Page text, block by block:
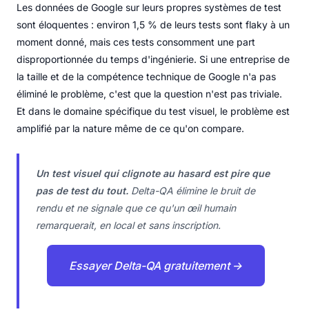
Les données de Google sur leurs propres systèmes de test
sont éloquentes : environ 1,5 % de leurs tests sont flaky à un
moment donné, mais ces tests consomment une part
disproportionnée du temps d'ingénierie. Si une entreprise de
la taille et de la compétence technique de Google n'a pas
éliminé le problème, c'est que la question n'est pas triviale.
Et dans le domaine spécifique du test visuel, le problème est
amplifié par la nature même de ce qu'on compare.
Un test visuel qui clignote au hasard est pire que
pas de test du tout. Delta-QA élimine le bruit de
rendu et ne signale que ce qu'un œil humain
remarquerait, en local et sans inscription.
Essayer Delta-QA gratuitement →